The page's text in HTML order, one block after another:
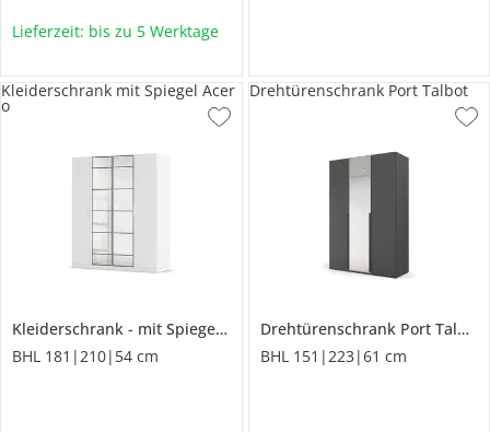
Lieferzeit: bis zu 5 Werktage
Kleiderschrank mit Spiegel
Acero
BHL 181|210|54 cm
Kleiderschrank mit Spiegel Acer
o
Drehtürenschrank Port Talbot
BHL 151|223|61 cm
Drehtürenschrank Port Talbot